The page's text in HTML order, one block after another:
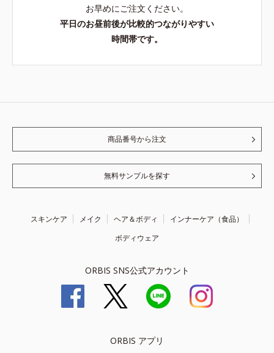
お早めにご注文ください。
平日のお昼前後が比較的つながりやすい
時間帯です。
商品番号から注文
無料サンプルを探す
スキンケア メイク ヘア＆ボディ
インナーケア（食品）
ボディウェア
ORBIS SNS公式アカウント
ORBIS アプリ